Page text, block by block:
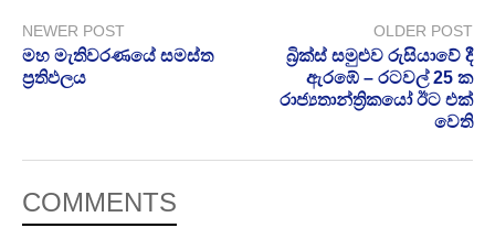
NEWER POST
මහ මැතිවරණයේ සමස්ත
ප්‍රතිඵලය
OLDER POST
බ්‍රික්ස් සමුළුව රුසියාවේ දී
ඇරඹේ – රටවල් 25 ක
රාජ්‍යතාන්ත්‍රිකයෝ ඊට එක්
වෙති
COMMENTS